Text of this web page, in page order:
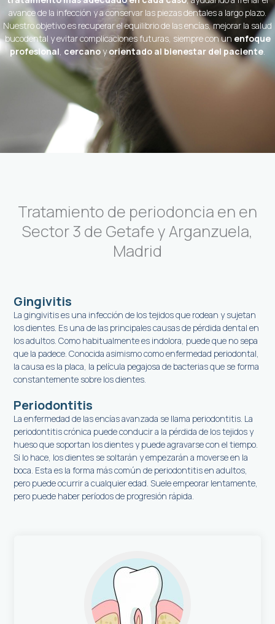
avance de la infección y a conservar las piezas dentales a largo plazo.
Nuestro objetivo es recuperar el equilibrio de las encías, mejorar la salud
bucodental y evitar complicaciones futuras, siempre con un enfoque
profesional, cercano yorientado al bienestar del paciente.
Tratamiento de periodoncia en en
Sector 3 de Getafe y Arganzuela,
Madrid
Gingivitis
La gingivitis es una infección de los tejidos que rodean y sujetan
los dientes. Es una de las principales causas de pérdida dental en
los adultos. Como habitualmente es indolora, puede que no sepa
que la padece. Conocida asimismo como enfermedad periodontal,
la causa es la placa, la película pegajosa de bacterias que se forma
constantemente sobre los dientes.
Periodontitis
La enfermedad de las encías avanzada se llama periodontitis. La
periodontitis crónica puede conducir a la pérdida de los tejidos y
hueso que soportan los dientes y puede agravarse con el tiempo.
Si lo hace, los dientes se soltarán y empezarán a moverse en la
boca. Esta es la forma más común de periodontitis en adultos,
pero puede ocurrir a cualquier edad. Suele empeorar lentamente,
pero puede haber períodos de progresión rápida.